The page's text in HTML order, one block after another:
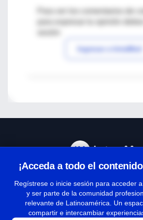
Para ver los comentarios de
Ingresar a IntraMed
¡Acceda a todo el
Regístrese o inicie sesión para acceder
y ser parte de la comunidad
relevante de Latinoamérica. Un
compartir e intercambiar
Términos y condiciones